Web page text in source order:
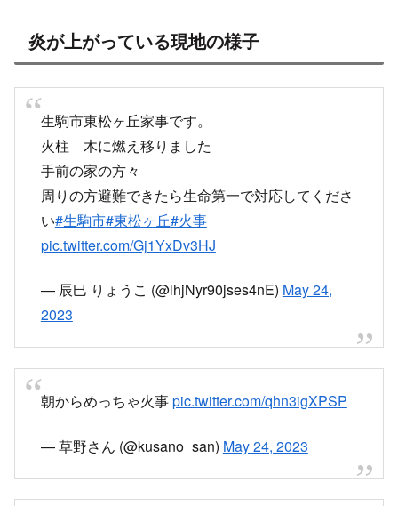
目次
5時45分頃 奈良県生駒市東松ケ丘付近で火災発生
炎が上がっている現地の様子
5時45分頃 奈良県生駒市東松ケ丘付近で
火災発生